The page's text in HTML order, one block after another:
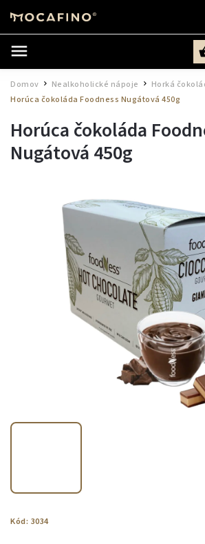
Domov Nealkoholické nápoje Horká
Horúca čokoláda Foodness Nugátová 450g
Horúca čokoláda
Nugátová 450g
Kód: 3034